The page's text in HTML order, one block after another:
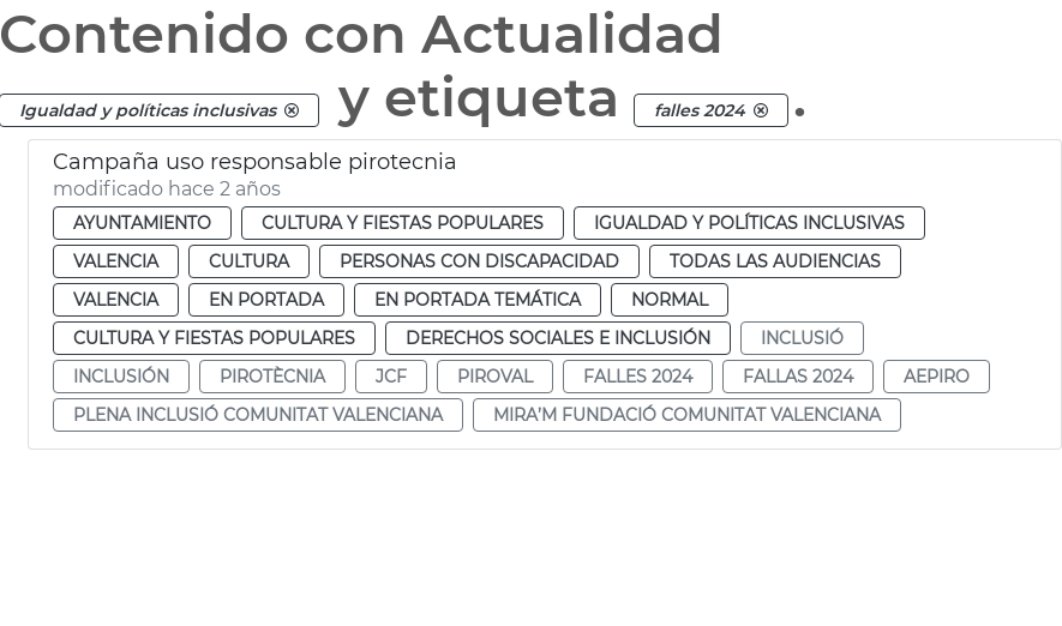
Contenido con Actualidad
Igualdad y políticas inclusivas y etiqueta falles 2024 .
Campaña uso responsable pirotecnia
modificado hace 2 años
AYUNTAMIENTO CULTURA Y FIESTAS POPULARES
IGUALDAD Y POLÍTICAS INCLUSIVAS
VALENCIA
CULTURA PERSONAS CON DISCAPACIDAD
TODAS LAS AUDIENCIAS
VALENCIA
EN PORTADA EN PORTADA TEMÁTICA
NORMAL
CULTURA Y FIESTAS POPULARES
DERECHOS SOCIALES E INCLUSIÓN
INCLUSIÓ
INCLUSIÓN
PIROTÈCNIA JCF PIROVAL FALLES 2024 FALLAS 2024
AEPIRO
PLENA INCLUSIÓ COMUNITAT VALENCIANA
MIRA’M FUNDACIÓ COMUNITAT VALENCIANA